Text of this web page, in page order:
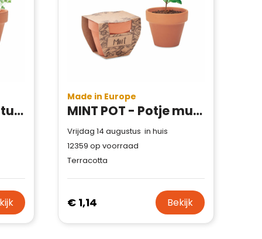
CRESS POT - Potje tuinkers
Made in Europe
MINT POT - Potje munt
Vrijdag 14 augustus in huis
12359 op voorraad
Terracotta
€ 1,14 Bekijk